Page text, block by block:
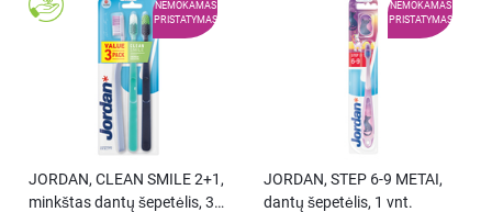
NEMOKAMAS
PRISTATYMAS
JORDAN, CLEAN SMILE 2+1,
minkštas dantų šepetėlis, 3
NEMOKAMAS
PRISTATYMAS
JORDAN, STEP 6-9 METAI,
dantų šepetėlis, 1 vnt.